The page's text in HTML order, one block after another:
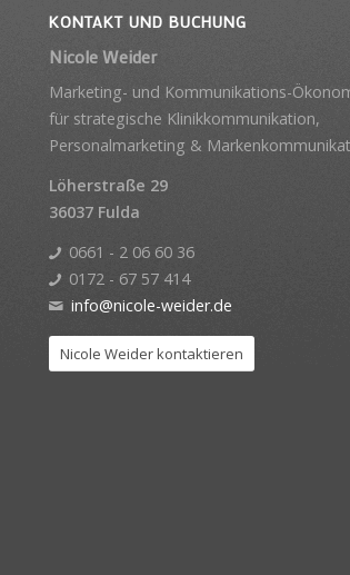
KONTAKT UND BUCHUNG
Nicole Weider
Marketing- und Kommunikations-
für strategische Klinikkommunikation,
Personalmarketing &
Löherstraße 29
36037 Fulda
0661 - 2 06 60 36
0172 - 67 57 414
info@nicole-weider.de
Nicole Weider kontaktieren